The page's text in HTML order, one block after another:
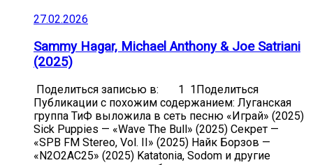
27.02.2026
Sammy Hagar, Michael Anthony & Joe Satriani
(2025)
Поделиться записью в: 1 1Поделиться
Публикации с похожим содержанием: Луганская
группа ТиФ выложила в сеть песню «Играй» (2025)
Sick Puppies — «Wave The Bull» (2025) Секрет —
«SPB FM Stereo, Vol. II» (2025) Найк Борзов —
«N2O2AC25» (2025) Katatonia, Sodom и другие